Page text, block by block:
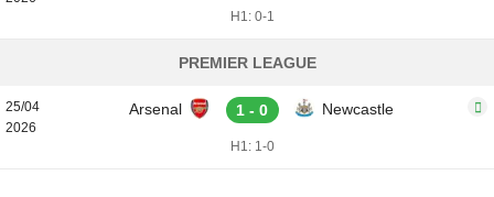
H1: 0-1
PREMIER LEAGUE
25/04
2026
Arsenal 1 - 0 Newcastle
H1: 1-0